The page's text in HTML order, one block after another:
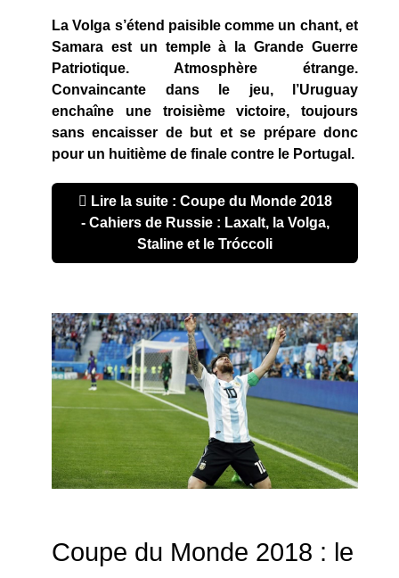
La Volga s’étend paisible comme un chant, et
Samara est un temple à la Grande Guerre
Patriotique. Atmosphère étrange.
Convaincante dans le jeu, l’Uruguay
enchaîne une troisième victoire, toujours
sans encaisser de but et se prépare donc
pour un huitième de finale contre le Portugal.
Lire la suite : Coupe du Monde 2018
- Cahiers de Russie : Laxalt, la Volga,
Staline et le Tróccoli
Coupe du Monde 2018 : le